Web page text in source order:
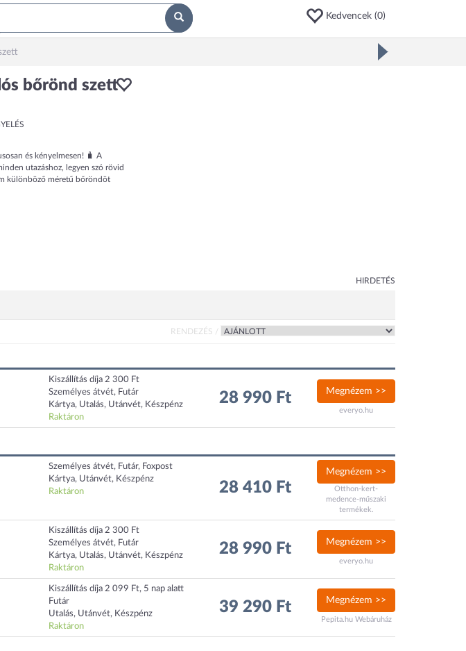
Kedvencek (0)
bőrönd szett
és kényelmesen! 🧳 A
utazáshoz, legyen szó rövid
különböző méretű bőröndöt
HIRDETÉS
RENDEZÉS /
Kiszállítás díja 2 300 Ft
Személyes átvét, Futár
Kártya, Utalás, Utánvét, Készpénz
Raktáron
28 990 Ft Megnézem >>
everyo.hu
Személyes átvét, Futár, Foxpost
Kártya, Utánvét, Készpénz
Raktáron
28 410 Ft
Megnézem >>
Otthon-kert-
medence-műszaki
termékek.
Kiszállítás díja 2 300 Ft
Személyes átvét, Futár
Kártya, Utalás, Utánvét, Készpénz
Raktáron
28 990 Ft Megnézem >>
everyo.hu
Kiszállítás díja 2 099 Ft, 5 nap alatt
Futár
Utalás, Utánvét, Készpénz
Raktáron
39 290 Ft Megnézem >>
Pepita.hu Webáruház